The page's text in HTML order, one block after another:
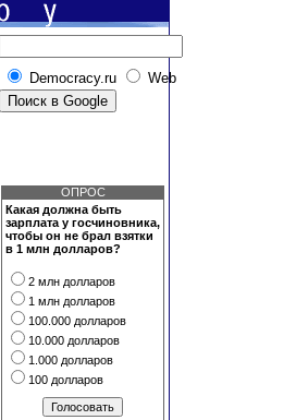
Democracy.ru Web
ОПРОС
Какая должна быть
зарплата у госчиновника,
чтобы он не брал взятки
в 1 млн долларов?
2 млн долларов
1 млн долларов
100.000 долларов
10.000 долларов
1.000 долларов
100 долларов